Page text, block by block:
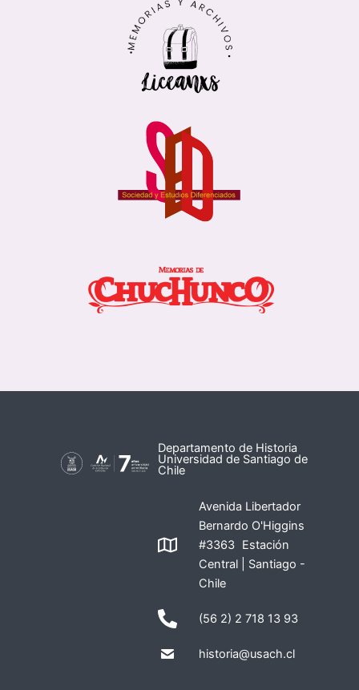
Departamento de Historia
Universidad de Santiago de
Chile
Avenida Libertador
Bernardo O'Higgins
#3363 Estación
Central | Santiago -
Chile
(56 2) 2 718 13 93
historia@usach.cl